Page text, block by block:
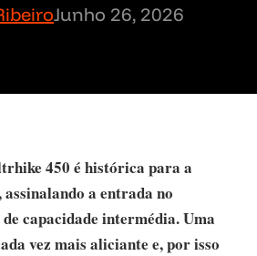
Junho 26, 2026
450 é histórica para a
a entrada no
capacidade intermédia. Uma
vez mais aliciante e, por isso